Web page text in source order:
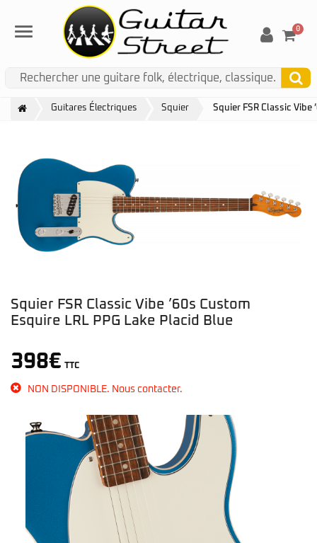
Menu 0
Guitares Électriques Squier Squier FSR Classic Vibe
Squier FSR Classic Vibe ’60s Custom
Esquire LRL PPG Lake Placid Blue
398€ TTC
NON DISPONIBLE. Nous contacter.